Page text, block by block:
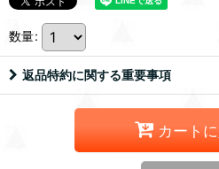
数量:
返品特約に関する重要事項
カート